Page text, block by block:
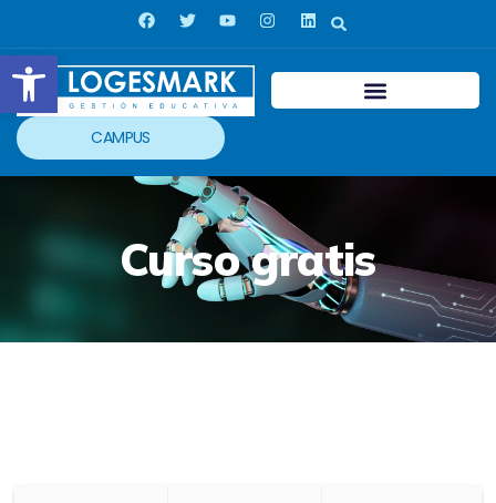
Abrir barra de herramientas
CAMPUS
Curso gratis